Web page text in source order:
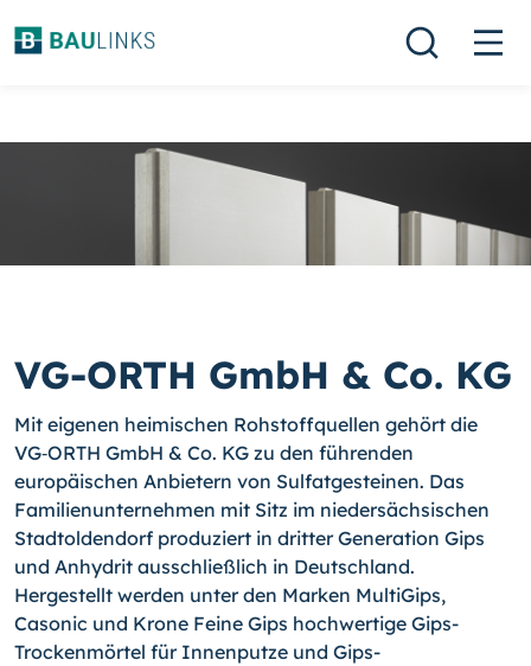
VG-ORTH GmbH & Co. KG
Mit eigenen heimischen Rohstoffquellen gehört die
VG‑ORTH GmbH & Co. KG zu den führenden
europäischen Anbietern von Sulfatgesteinen. Das
Familienunternehmen mit Sitz im niedersächsischen
Stadtoldendorf produziert in dritter Generation Gips
und Anhydrit ausschließlich in Deutschland.
Hergestellt werden unter den Marken MultiGips,
Casonic und Krone Feine Gips hochwertige Gips-
Trockenmörtel für Innenputze und Gips-